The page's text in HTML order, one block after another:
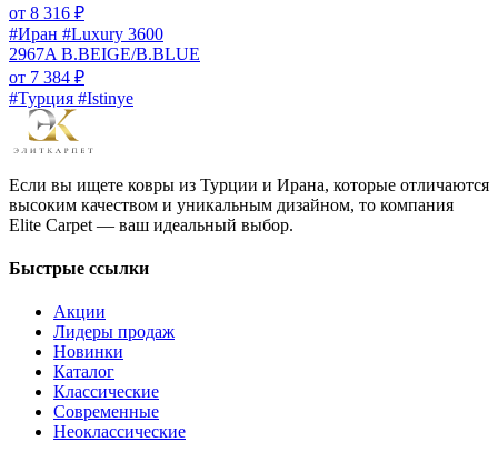
от 8 316 ₽
#Иран #Luxury 3600
2967A B.BEIGE/B.BLUE
от 7 384 ₽
#Турция #Istinye
Если вы ищете ковры из Турции и Ирана, которые отличаются
высоким качеством и уникальным дизайном, то компания
Elite Carpet — ваш идеальный выбор.
Быстрые ссылки
Акции
Лидеры продаж
Новинки
Каталог
Классические
Современные
Неоклассические